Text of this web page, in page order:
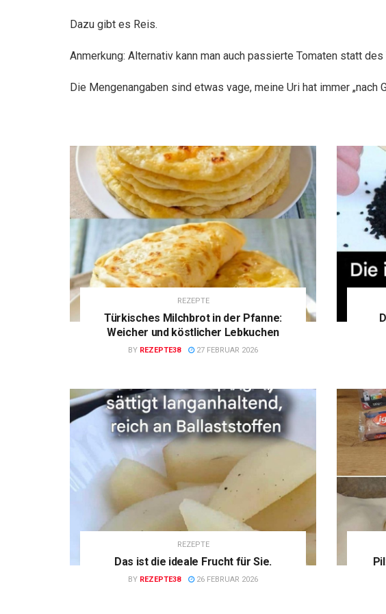
Dazu gibt es Reis.
Anmerkung: Alternativ kann man auch passierte Tomaten statt
Die Mengenangaben sind etwas vage, meine Uri hat immer
REZEPTE
Türkisches Milchbrot in der Pfanne:
Weicher und köstlicher Lebkuchen
BY REZEPTE38 27 FEBRUAR 2026
REZEPTE
Das ist die ideale Frucht für Sie.
BY REZEPTE38 26 FEBRUAR 2026